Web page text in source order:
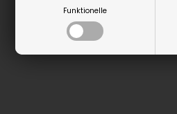
Funktionelle